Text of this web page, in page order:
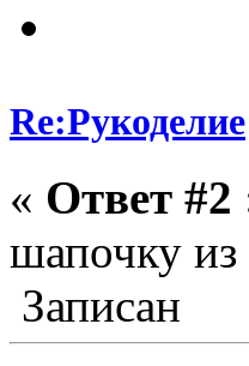
Re:Рукоделие
« Ответ #2
шапочку
Записан